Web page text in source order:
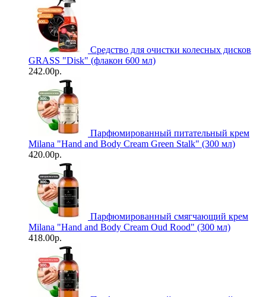
Средство для очистки колесных дисков
GRASS "Disk" (флакон 600 мл)
242.00р.
Парфюмированный питательный крем
Milana "Hand and Body Cream Green Stalk" (300 мл)
420.00р.
Парфюмированный смягчающий крем
Milana "Hand and Body Cream Oud Rood" (300 мл)
418.00р.